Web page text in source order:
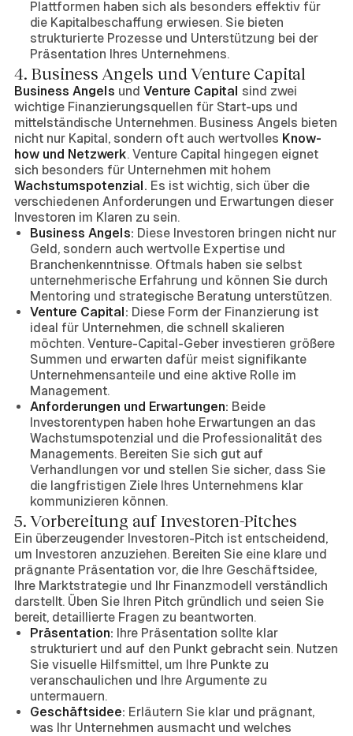
Plattformen haben sich als besonders effektiv für
die Kapitalbeschaffung erwiesen. Sie bieten
strukturierte Prozesse und Unterstützung bei der
Präsentation Ihres Unternehmens.
4. Business Angels und Venture Capital
Business Angels und Venture Capital sind zwei
wichtige Finanzierungsquellen für Start-ups und
mittelständische Unternehmen. Business Angels bieten
nicht nur Kapital, sondern oft auch wertvolles Know-
how und Netzwerk. Venture Capital hingegen eignet
sich besonders für Unternehmen mit hohem
Wachstumspotenzial. Es ist wichtig, sich über die
verschiedenen Anforderungen und Erwartungen dieser
Investoren im Klaren zu sein.
Business Angels: Diese Investoren bringen nicht nur
Geld, sondern auch wertvolle Expertise und
Branchenkenntnisse. Oftmals haben sie selbst
unternehmerische Erfahrung und können Sie durch
Mentoring und strategische Beratung unterstützen.
Venture Capital: Diese Form der Finanzierung ist
ideal für Unternehmen, die schnell skalieren
möchten. Venture-Capital-Geber investieren größere
Summen und erwarten dafür meist signifikante
Unternehmensanteile und eine aktive Rolle im
Management.
Anforderungen und Erwartungen: Beide
Investorentypen haben hohe Erwartungen an das
Wachstumspotenzial und die Professionalität des
Managements. Bereiten Sie sich gut auf
Verhandlungen vor und stellen Sie sicher, dass Sie
die langfristigen Ziele Ihres Unternehmens klar
kommunizieren können.
5. Vorbereitung auf Investoren-Pitches
Ein überzeugender Investoren-Pitch ist entscheidend,
um Investoren anzuziehen. Bereiten Sie eine klare und
prägnante Präsentation vor, die Ihre Geschäftsidee,
Ihre Marktstrategie und Ihr Finanzmodell verständlich
darstellt. Üben Sie Ihren Pitch gründlich und seien Sie
bereit, detaillierte Fragen zu beantworten.
Präsentation: Ihre Präsentation sollte klar
strukturiert und auf den Punkt gebracht sein. Nutzen
Sie visuelle Hilfsmittel, um Ihre Punkte zu
veranschaulichen und Ihre Argumente zu
untermauern.
Geschäftsidee: Erläutern Sie klar und prägnant,
was Ihr Unternehmen ausmacht und welches